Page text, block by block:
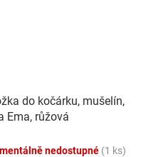
do kočárku, mušelín,
Ema, růžová
nedostupné (1 ks)